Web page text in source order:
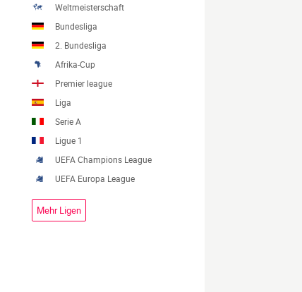
Weltmeisterschaft
Bundesliga
2. Bundesliga
Afrika-Cup
Premier league
Liga
Serie A
Ligue 1
UEFA Champions League
UEFA Europa League
Mehr Ligen